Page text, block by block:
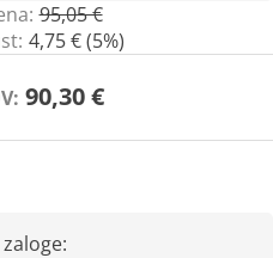
95,05 €
4,75 € (5%)
90,30 €